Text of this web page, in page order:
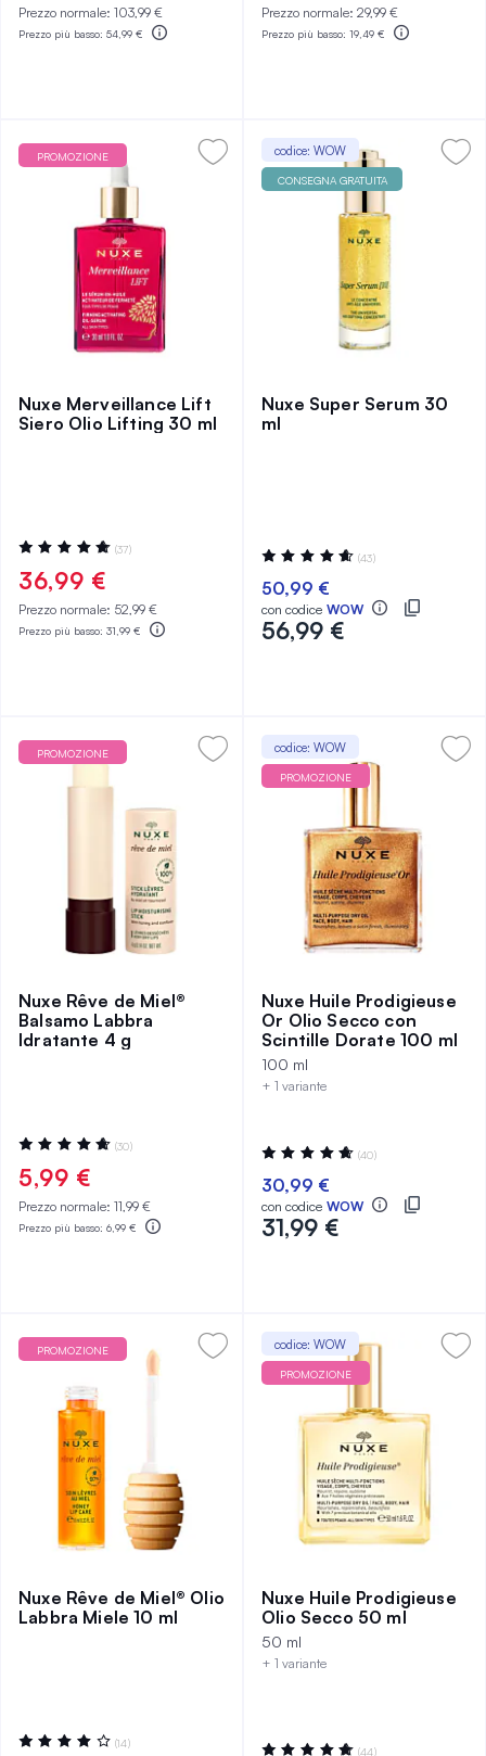
Prezzo normale: 103,99 €
Prezzo più basso: 54,99 €
Prezzo normale: 29,99 €
Prezzo più basso: 19,49 €
PROMOZIONE
Nuxe Merveillance Lift
Siero Olio Lifting 30 ml
Valutazione:
96%
(37)
36,99 €
Prezzo normale: 52,99 €
Prezzo più basso: 31,99 €
codice: WOW
CONSEGNA GRATUITA
Nuxe Super Serum 30
ml
Valutazione:
94%
(43)
50,99 €
con codice WOW
56,99 €
PROMOZIONE
Nuxe Rêve de Miel®
Balsamo Labbra
Idratante 4 g
Valutazione:
95%
(30)
5,99 €
Prezzo normale: 11,99 €
Prezzo più basso: 6,99 €
codice: WOW
PROMOZIONE
Nuxe Huile Prodigieuse
Or Olio Secco con
Scintille Dorate 100 ml
100 ml
+ 1 variante
Valutazione:
95%
(40)
30,99 €
con codice WOW
31,99 €
PROMOZIONE
Nuxe Rêve de Miel® Olio
Labbra Miele 10 ml
Valutazione:
(14)
codice: WOW
PROMOZIONE
Nuxe Huile Prodigieuse
Olio Secco 50 ml
50 ml
+ 1 variante
Valutazione: (44)